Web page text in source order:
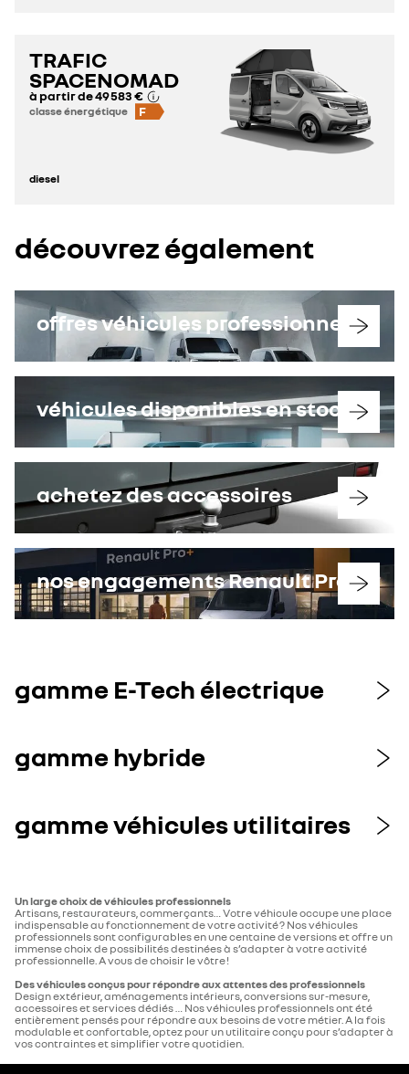
TRAFIC
SPACENOMAD
à partir de49 583 €
classe énergétique F
diesel
découvrez également
offres véhicules professionnels
véhicules disponibles en stock
achetez des accessoires
nos engagements Renault Pro+
gamme E-Tech électrique
gamme hybride
gamme véhicules utilitaires
Un large choix de véhicules professionnels
Artisans, restaurateurs, commerçants… Votre véhicule occupe une place
indispensable au fonctionnement de votre activité ? Nos véhicules
professionnels sont configurables en une centaine de versions et offre un
immense choix de possibilités destinées à s’adapter à votre activité
professionnelle. A vous de choisir le vôtre !
Des véhicules conçus pour répondre aux attentes des professionnels
Design extérieur, aménagements intérieurs, conversions sur-mesure,
accessoires et services dédiés … Nos véhicules professionnels ont été
entièrement pensés pour répondre aux besoins de votre métier. A la fois
modulable et confortable, optez pour un utilitaire conçu pour s’adapter à
vos contraintes et simplifier votre quotidien.